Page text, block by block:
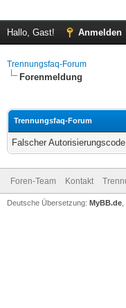
Hallo, Gast! Anmelden
Trennungsfaq-Forum
Forenmeldung
Trennungsfaq-Forum
Falscher
Foren-Team Kontakt
Deutsche Übersetzung: MyBB.de